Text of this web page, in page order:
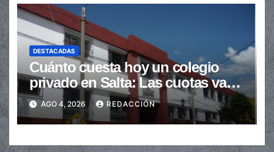
DESTACADAS
Cuánto cuesta hoy un colegio
privado en Salta: Las cuotas van
de $110.000 a más de $600.000
AGO 4, 2026 REDACCIÓN